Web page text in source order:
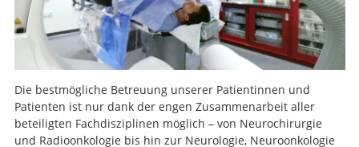
Die bestmögliche Betreuung unserer Patientinnen und
Patienten ist nur dank der engen Zusammenarbeit aller
beteiligten Fachdisziplinen möglich – von Neurochirurgie
und Radioonkologie bis hin zur Neurologie, Neuroonkologie